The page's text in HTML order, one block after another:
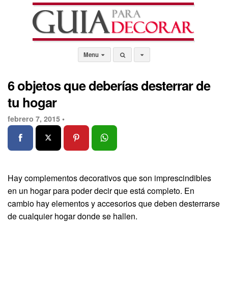
Menu
6 objetos que deberías desterrar de
tu hogar
febrero 7, 2015 •
Hay complementos decorativos que son imprescindibles
en un hogar para poder decir que está completo. En
cambio hay elementos y accesorios que deben desterrarse
de cualquier hogar donde se hallen.